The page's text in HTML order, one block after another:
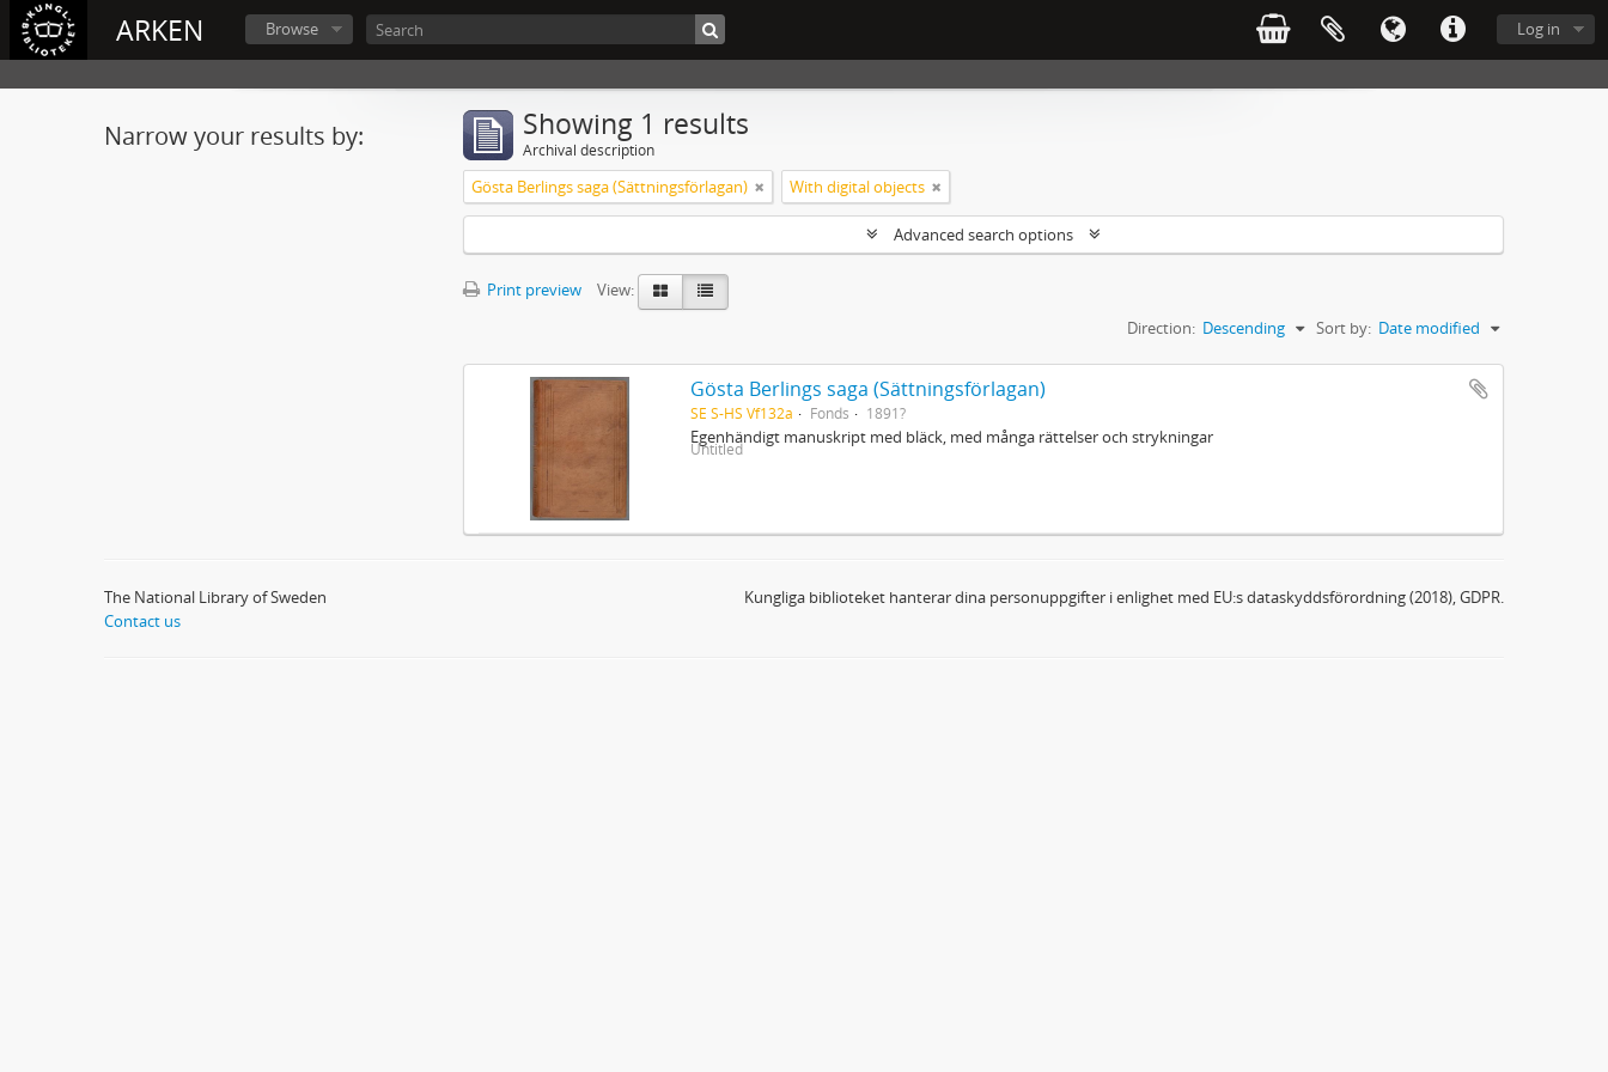
ARKEN Log in
Browse
Narrow your results by: Showing 1 results
Archival description
Gösta Berlings saga (Sättningsförlagan) With digital objects
Advanced search options
Print preview
View:
Sort by: Date modified
Direction: Descending
Gösta Berlings saga (Sättningsförlagan)
SE S-HS Vf132a Fonds 1891?
Egenhändigt manuskript med bläck, med många rättelser och strykningar
Untitled
The National Library of Sweden
Contact us
Kungliga biblioteket hanterar dina personuppgifter i enlighet med EU:s dataskyddsförordning (2018), GDPR.